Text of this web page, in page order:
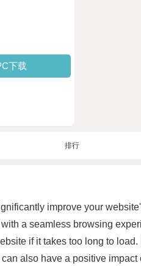
下载
排行
improve your
a seamless browsing
if it takes too long to
also have a positive impact